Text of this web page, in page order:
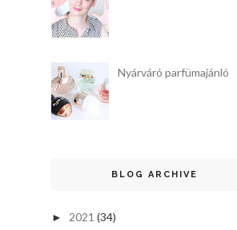
Nyárváró parfümajánló
BLOG ARCHIVE
► 2021 (34)